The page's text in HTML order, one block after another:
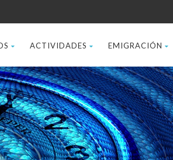
ACTIVIDADES EMIGRACIÓN